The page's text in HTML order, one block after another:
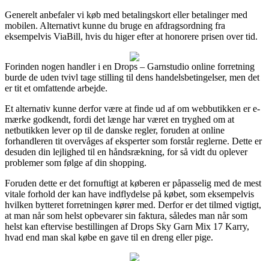
Generelt anbefaler vi køb med betalingskort eller betalinger med
mobilen. Alternativt kunne du bruge en afdragsordning fra
eksempelvis ViaBill, hvis du higer efter at honorere prisen over tid.
Forinden nogen handler i en Drops – Garnstudio online forretning
burde de uden tvivl tage stilling til dens handelsbetingelser, men det
er tit et omfattende arbejde.
Et alternativ kunne derfor være at finde ud af om webbutikken er e-
mærke godkendt, fordi det længe har været en tryghed om at
netbutikken lever op til de danske regler, foruden at online
forhandleren tit overvåges af eksperter som forstår reglerne. Dette er
desuden din lejlighed til en håndsrækning, for så vidt du oplever
problemer som følge af din shopping.
Foruden dette er det fornuftigt at køberen er påpasselig med de mest
vitale forhold der kan have indflydelse på købet, som eksempelvis
hvilken bytteret forretningen kører med. Derfor er det tilmed vigtigt,
at man når som helst opbevarer sin faktura, således man når som
helst kan eftervise bestillingen af Drops Sky Garn Mix 17 Karry,
hvad end man skal købe en gave til en dreng eller pige.